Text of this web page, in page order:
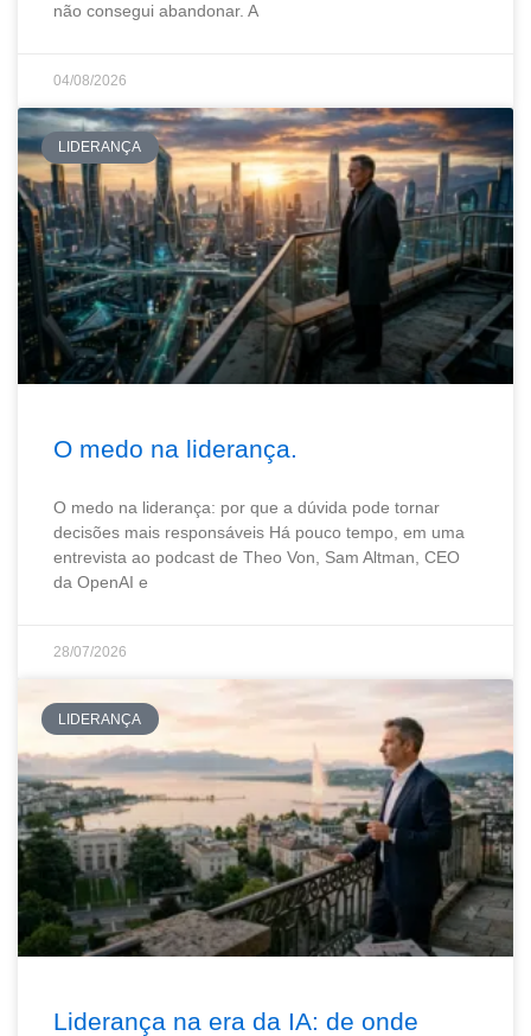
não consegui abandonar. A
04/08/2026
LIDERANÇA
O medo na liderança.
O medo na liderança: por que a dúvida pode tornar
decisões mais responsáveis Há pouco tempo, em uma
entrevista ao podcast de Theo Von, Sam Altman, CEO
da OpenAI e
28/07/2026
LIDERANÇA
Liderança na era da IA: de onde